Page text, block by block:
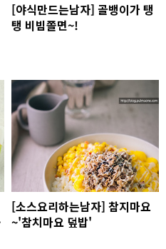
[야식만드는남자] 골뱅이가 탱
탱 비빔쫄면~!
[소스요리하는남자] 참지마요
~'참치마요 덮밥'